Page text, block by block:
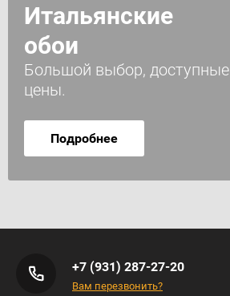
Итальянские
обои
Большой выбор, доступные
цены.
Подробнее
+7 (931) 287-27-20
Вам перезвонить?